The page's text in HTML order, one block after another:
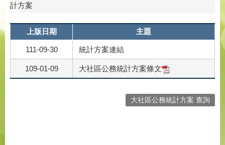
計方案
上版日期 主題
111-09-30 統計方案連結
109-01-09 大社區公務統計方案條文
大社區公務統計方案 查詢